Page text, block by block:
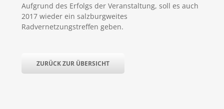
Aufgrund des Erfolgs der Veranstaltung, soll es auch
2017 wieder ein salzburgweites
Radvernetzungstreffen geben.
ZURÜCK ZUR ÜBERSICHT